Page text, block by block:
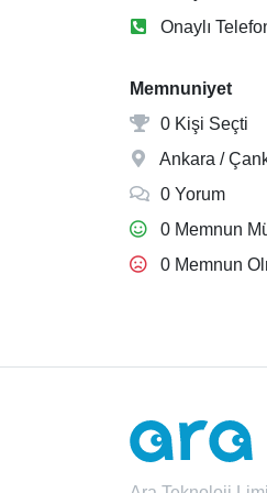
Onaylı
Memnuniyet
0 Kişi Seçti
Ankara /
0 Yorum
0 Memnun
0 Memnun